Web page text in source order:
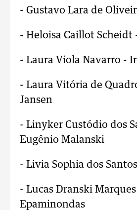
- Gustavo Lara de
- Heloisa Caillot Scheidt
- Laura Viola Navarro -
- Laura Vitória de
Jansen
- Linyker Custódio dos
Eugênio Malanski
- Livia Sophia dos
- Lucas Dranski
Epaminondas